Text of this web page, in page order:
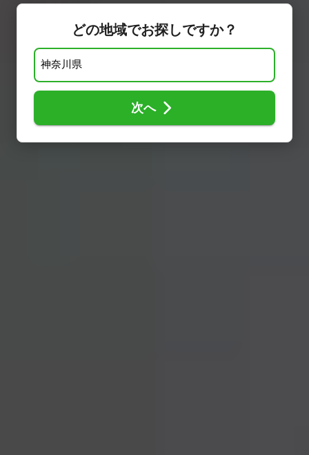
どの地域でお探しですか？
次へ